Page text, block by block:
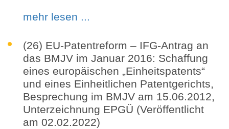
mehr lesen ...
(26) EU-Patentreform – IFG-Antrag an
das BMJV im Januar 2016: Schaffung
eines europäischen „Einheitspatents“
und eines Einheitlichen Patentgerichts,
Besprechung im BMJV am 15.06.2012,
Unterzeichnung EPGÜ (Veröffentlicht
am 02.02.2022)